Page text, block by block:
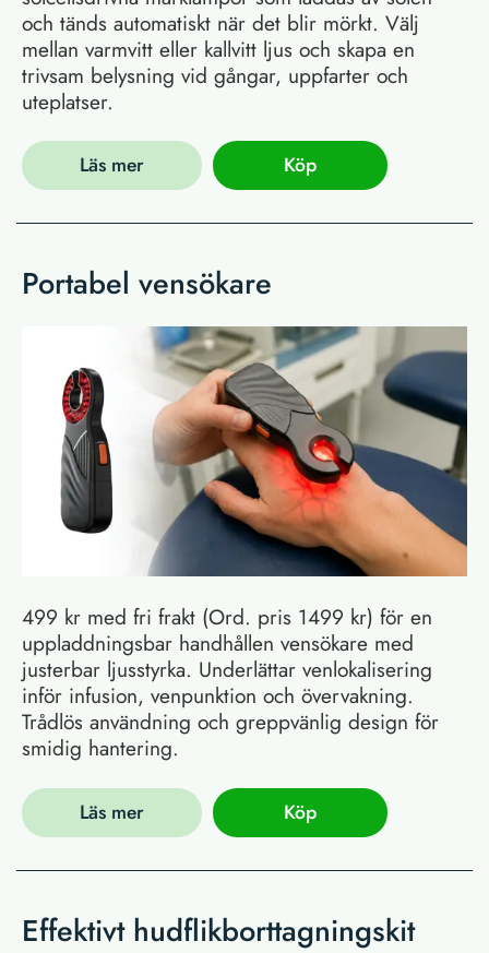
och tänds automatiskt när det blir mörkt. Välj
mellan varmvitt eller kallvitt ljus och skapa en
trivsam belysning vid gångar, uppfarter och
uteplatser.
Läs mer Köp
Portabel vensökare
499 kr med fri frakt (Ord. pris 1499 kr) för en
uppladdningsbar handhållen vensökare med
justerbar ljusstyrka. Underlättar venlokalisering
inför infusion, venpunktion och övervakning.
Trådlös användning och greppvänlig design för
smidig hantering.
Läs mer Köp
Effektivt hudflikborttagningskit